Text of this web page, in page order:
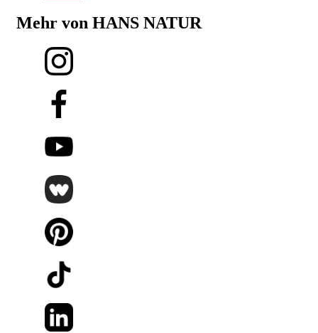
Mehr von HANS NATUR